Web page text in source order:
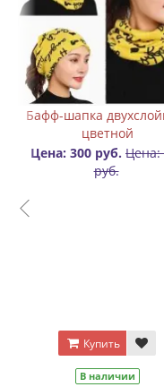
труба» разные
Цена: 250 руб.